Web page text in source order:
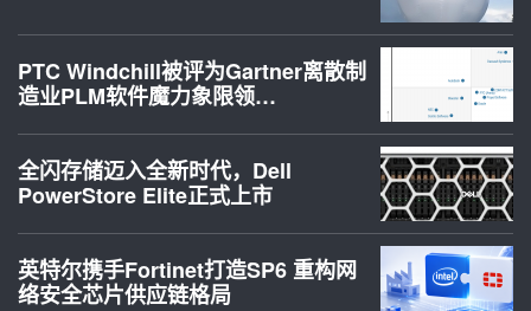
PTC Windchill被评为Gartner离散制
造业PLM软件魔力象限领…
全闪存储迈入全新时代，Dell
PowerStore Elite正式上市
英特尔携手Fortinet打造SP6 重构网
络安全芯片供应链格局